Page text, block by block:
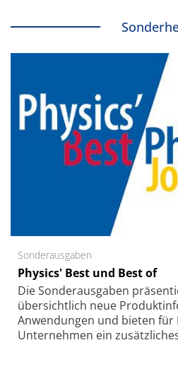
Sonderausgaben
Physics' Best und Best of
Die Sonder­ausgaben
übersichtlich neue
Anwendungen und bieten für
Unternehmen ein